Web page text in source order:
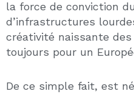
nature, une gamme
des prix encore
Il a tous les atouts
d’un côté le golfe du